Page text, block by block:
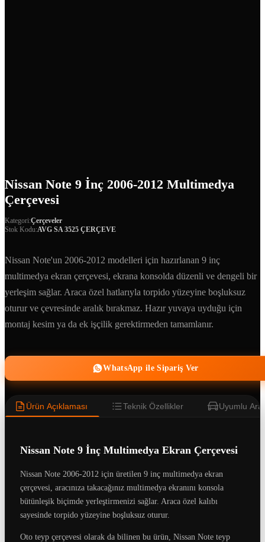
Nissan Note 9 İnç 2006-2012 Multimedya
Çerçevesi
Kategori:Çerçeveler
Stok Kodu:AVG SA 3525 ÇERÇEVE
Nissan Note'un 2006-2012 modelleri için hazırlanan 9 inç
multimedya ekran çerçevesi, ekrana konsolda düzenli ve dengeli bir
yerleşim sağlar. Araca özel hatlarıyla torpido yüzeyine boşluksuz
oturur ve çevresinde aralık bırakmaz. Hazır yuvaya uyduğu için
montaj kesim ya da ek işçilik gerektirmeden tamamlanır.
WhatsApp ile Sipariş Ver
Ürün Açıklaması Teknik Özellikler Uyumlu
Nissan Note 9 İnç Multimedya Ekran Çerçevesi
Nissan Note 2006-2012 için üretilen 9 inç multimedya ekran
çerçevesi, aracınıza takacağınız multimedya ekranını konsola
bütünleşik biçimde yerleştirmenizi sağlar. Araca özel kalıbı
sayesinde torpido yüzeyine boşluksuz oturur.
Oto teyp çerçevesi olarak da bilinen bu ürün, Nissan Note teyp